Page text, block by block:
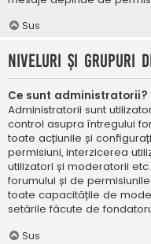
Sus
Niveluri și grupuri
Ce sunt administratorii?
Administratorii sunt
control asupra întregului
toate acțiunile și
permisiuni, interzicerea
utilizatori și moderatorii
forumului și de
toate capacitățile de
setările făcute de
Sus